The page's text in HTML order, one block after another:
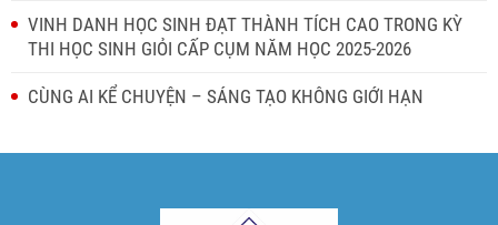
VINH DANH HỌC SINH ĐẠT THÀNH TÍCH CAO TRONG KỲ
THI HỌC SINH GIỎI CẤP CỤM NĂM HỌC 2025-2026
CÙNG AI KỂ CHUYỆN – SÁNG TẠO KHÔNG GIỚI HẠN